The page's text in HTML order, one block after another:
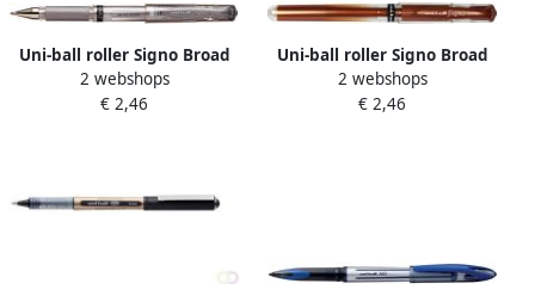
Uni-ball roller Signo Broad
Creative brede punt zilver
2 webshops
€ 2,46
Uni-ball roller Signo Broad
Creative brede punt brons
2 webshops
€ 2,46